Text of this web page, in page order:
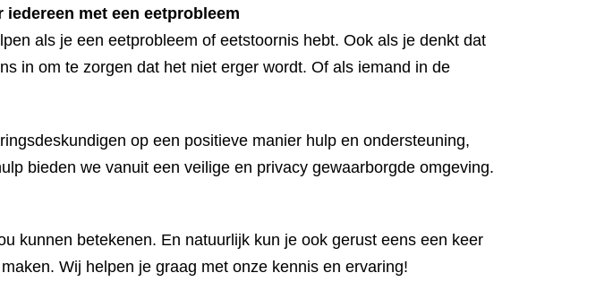
met een eetprobleem
als je een eetprobleem of eetstoornis hebt. Ook als je denkt dat
in om te zorgen dat het niet erger wordt. Of als iemand in de
op een positieve manier hulp en ondersteuning,
bieden we vanuit een veilige en privacy gewaarborgde omgeving.
kunnen betekenen. En natuurlijk kun je ook gerust eens een keer
Wij helpen je graag met onze kennis en ervaring!